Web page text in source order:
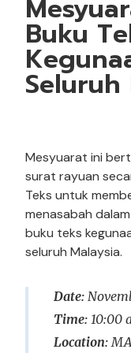
Buku
Seluruh
Date:
Time: 10:00
Location:
Mesyuarat ini
surat rayuan
Teks untuk
menasabah
buku teks
seluruh Malaysia.